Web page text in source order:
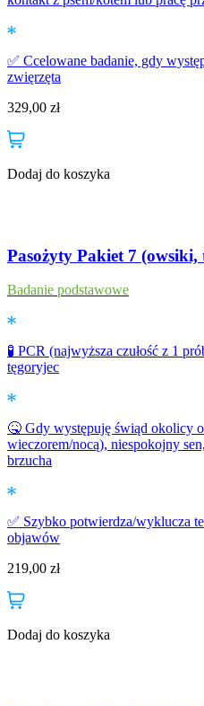
✅ Ccelowane badanie, gdy
zwięrzęta
329,00 zł
Dodaj do koszyka
Pasożyty Pakiet 7 (owsiki,
Badanie podstawowe
🧪 PCR (najwyższa czułość z 1
tęgoryjec
🤒 Gdy występuję świąd okolicy
wieczorem/nocą), niespokojny
brzucha
✅ Szybko potwierdza/wyklucza
objawów
219,00 zł
Dodaj do koszyka